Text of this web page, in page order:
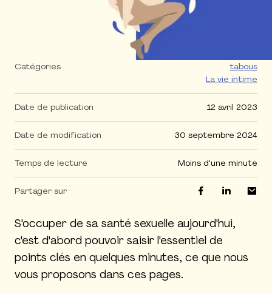
Catégories
tabous
La vie intime
Date de publication 12 avril 2023
Date de modification 30 septembre 2024
Temps de lecture moins d'une minute
Partager sur
S'occuper de sa santé sexuelle aujourd'hui,
c'est d'abord pouvoir saisir l'essentiel de
points clés en quelques minutes, ce que nous
vous proposons dans ces pages.